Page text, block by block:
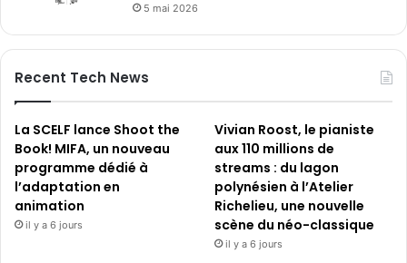
5 mai 2026
Recent Tech News
La SCELF lance Shoot the
Book! MIFA, un nouveau
programme dédié à
l’adaptation en
animation
il y a 6 jours
Vivian Roost, le pianiste
aux 110 millions de
streams : du lagon
polynésien à l’Atelier
Richelieu, une nouvelle
scène du néo-classique
il y a 6 jours